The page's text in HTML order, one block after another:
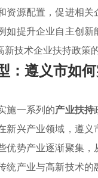
资源配置，促进相
如提升企业自主创
技术企业扶持政策
：遵义市如
施一系列的产业扶持
新兴产业领域，遵义
优势产业逐渐聚集
统产业与高新技术